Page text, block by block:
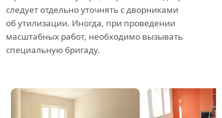
следует отдельно уточнять с дворниками
об утилизации. Иногда, при проведении
масштабных работ, необходимо вызывать
специальную бригаду.